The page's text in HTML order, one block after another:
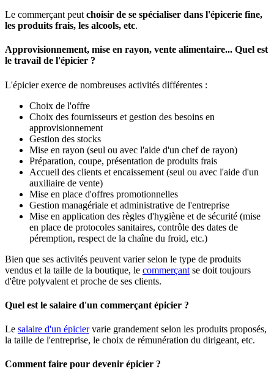
Le commerçant peut choisir de se spécialiser dans l'épicerie fine,
les produits frais, les alcools, etc.
Approvisionnement, mise en rayon, vente alimentaire... Quel est
le travail de l'épicier ?
L'épicier exerce de nombreuses activités différentes :
Choix de l'offre
Choix des fournisseurs et gestion des besoins en
approvisionnement
Gestion des stocks
Mise en rayon (seul ou avec l'aide d'un chef de rayon)
Préparation, coupe, présentation de produits frais
Accueil des clients et encaissement (seul ou avec l'aide d'un
auxiliaire de vente)
Mise en place d'offres promotionnelles
Gestion managériale et administrative de l'entreprise
Mise en application des règles d'hygiène et de sécurité (mise
en place de protocoles sanitaires, contrôle des dates de
péremption, respect de la chaîne du froid, etc.)
Bien que ses activités peuvent varier selon le type de produits
vendus et la taille de la boutique, le commerçant se doit toujours
d'être polyvalent et proche de ses clients.
Quel est le salaire d'un commerçant épicier ?
Le salaire d'un épiciervarie grandement selon les produits proposés,
la taille de l'entreprise, le choix de rémunération du dirigeant, etc.
Comment faire pour devenir épicier ?